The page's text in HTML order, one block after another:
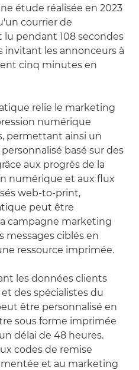
étude réalisée en 2023
courrier de
pendant 108 secondes
invitant les annonceurs à
cinq minutes en
relie le marketing
numérique
permettant ainsi un
basé sur des
aux progrès de la
numérique et aux flux
web-to-print,
peut être
campagne marketing
messages ciblés en
ressource imprimée.
les données clients
des spécialistes du
être personnalisé en
sous forme imprimée
délai de 48 heures.
codes de remise
et au marketing